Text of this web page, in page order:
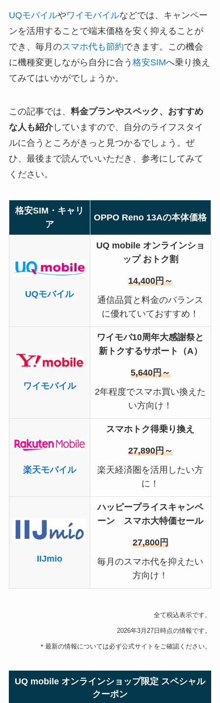
UQモバイルやワイモバイルなどでは、キャンペー
ンを活用することで端末価格を安く抑えることが
でき、毎月のスマホ代も節約できます。この機会
に機種変更しながら自分に合う 格安SIMへ乗り換え
てみてはいかがでしょうか。
この記事では、 料金プランやスペック、おすすめ
な人も紹介していますので、自分のライフスタイ
ルに合うところがきっと見つかるでしょう。ぜ
ひ、最後まで読んでいいただき、参考にしてみて
ください。
格安SIM・キャリ
ア
OPPO Reno 13Aの本体価格
UQモバイル
UQ mobile オンラインショ
ップ おトク割
14,400円～
通信品質と料金のバランス
に優れていておすすめ！
ワイモバイル
ワイモバ10周年大感謝祭と
新トクするサポート（A）
5,640円～
2年程度でスマホ買い換えた
い方向け！
楽天モバイル
スマホトク得乗り換え
27,890円～
楽天経済圏を活用したい方
に！
IIJmio
ハッピープライスキャンペ
ーン スマホ大特価セール
27,800円
毎月のスマホ代を抑えたい
方向け！
全て税込表示です。
2026年3月27日時点の情報です。
＊最新の情報については必ず公式サイトをご確認ください。
UQ mobile オンラインショップ限定 スペシャル
クーポン